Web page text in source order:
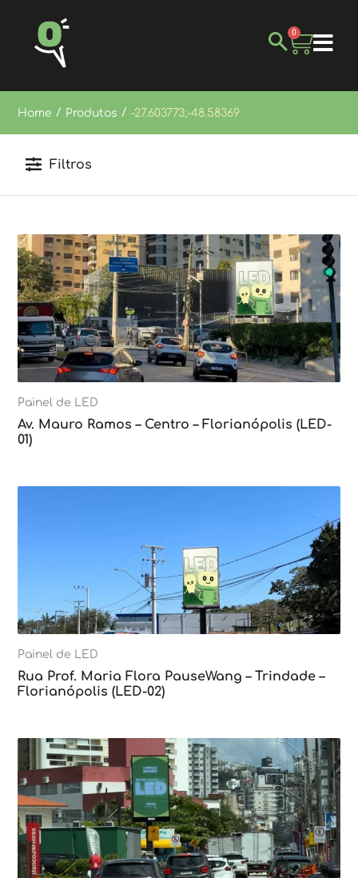
0
Home / Produtos / -27.603773;-48.58369
Filtros
Painel de LED
Av. Mauro Ramos – Centro – Florianópolis (LED-
01)
Painel de LED
Rua Prof. Maria Flora PauseWang – Trindade –
Florianópolis (LED-02)